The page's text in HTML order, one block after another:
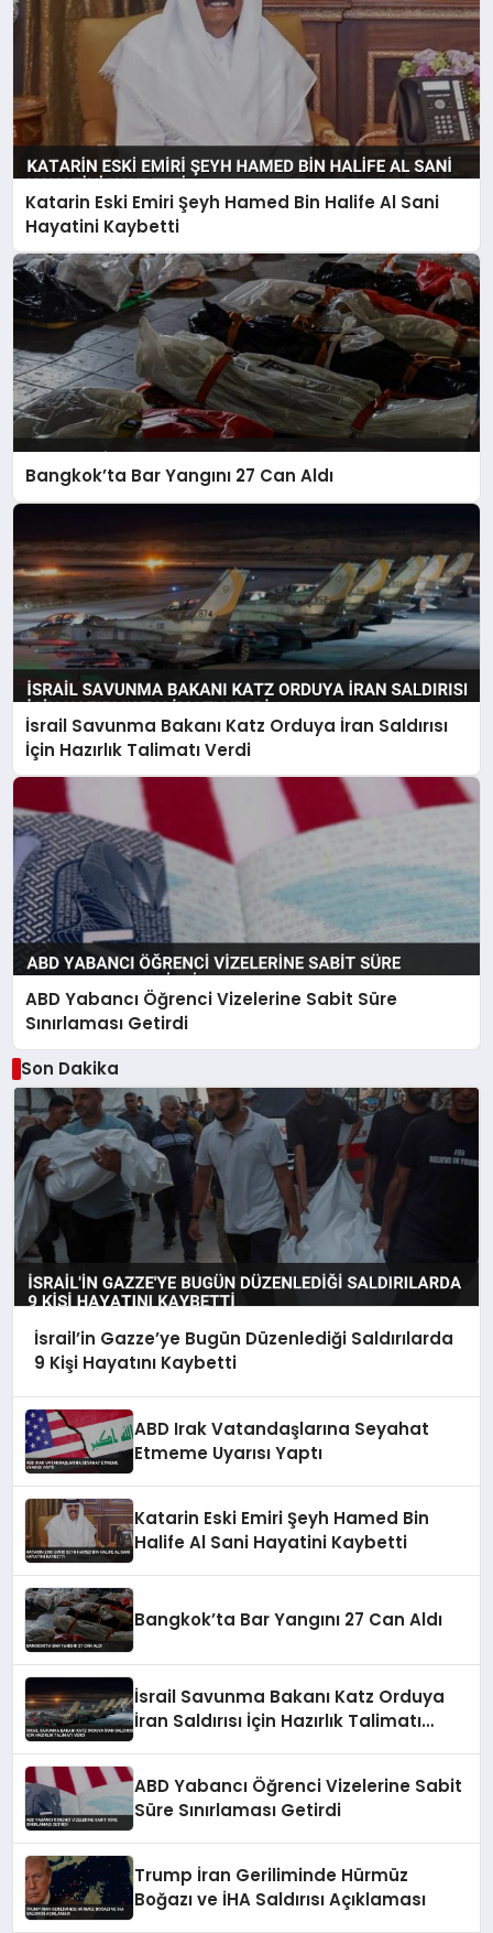
Katarin Eski Emiri Şeyh Hamed Bin Halife Al Sani
Hayatini Kaybetti
Bangkok’ta Bar Yangını 27 Can Aldı
İsrail Savunma Bakanı Katz Orduya İran Saldırısı
İçin Hazırlık Talimatı Verdi
ABD Yabancı Öğrenci Vizelerine Sabit Süre
Sınırlaması Getirdi
Son Dakika
İsrail’in Gazze’ye Bugün Düzenlediği Saldırılarda
9 Kişi Hayatını Kaybetti
ABD Irak Vatandaşlarına Seyahat
Etmeme Uyarısı Yaptı
Katarin Eski Emiri Şeyh Hamed Bin
Halife Al Sani Hayatini Kaybetti
Bangkok’ta Bar Yangını 27 Can Aldı
İsrail Savunma Bakanı Katz Orduya
İran Saldırısı İçin Hazırlık Talimatı
ABD Yabancı Öğrenci Vizelerine Sabit
Süre Sınırlaması Getirdi
Trump İran Geriliminde Hürmüz
Boğazı ve İHA Saldırısı Açıklaması